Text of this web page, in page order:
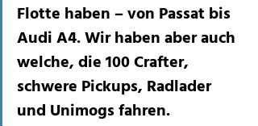
Flotte haben – von Passat bis
Audi A4. Wir haben aber auch
welche, die 100 Crafter,
schwere Pickups, Radlader
und Unimogs fahren.